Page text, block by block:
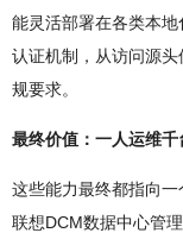
能灵活部署在各类本
认证机制，从访问源
规要求。
最终价值：一人运维
这些能力最终都指向一
联想DCM数据中心管